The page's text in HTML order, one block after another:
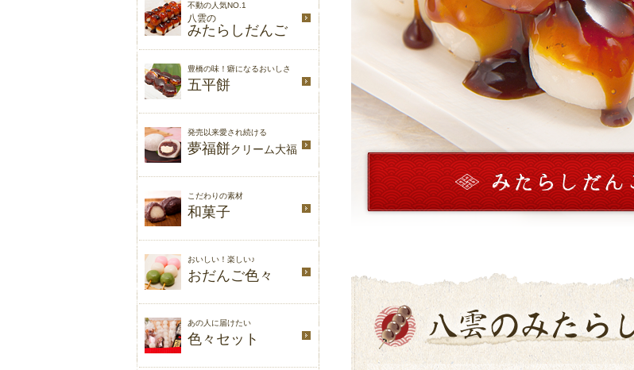
不動の人気NO.1
八雲の
みたらしだんご
豊橋の味！癖になるおいしさ
五平餅
発売以来愛され続ける
夢福餅クリーム大福
こだわりの素材
和菓子
おいしい！楽しい♪
おだんご色々
あの人に届けたい
色々セット